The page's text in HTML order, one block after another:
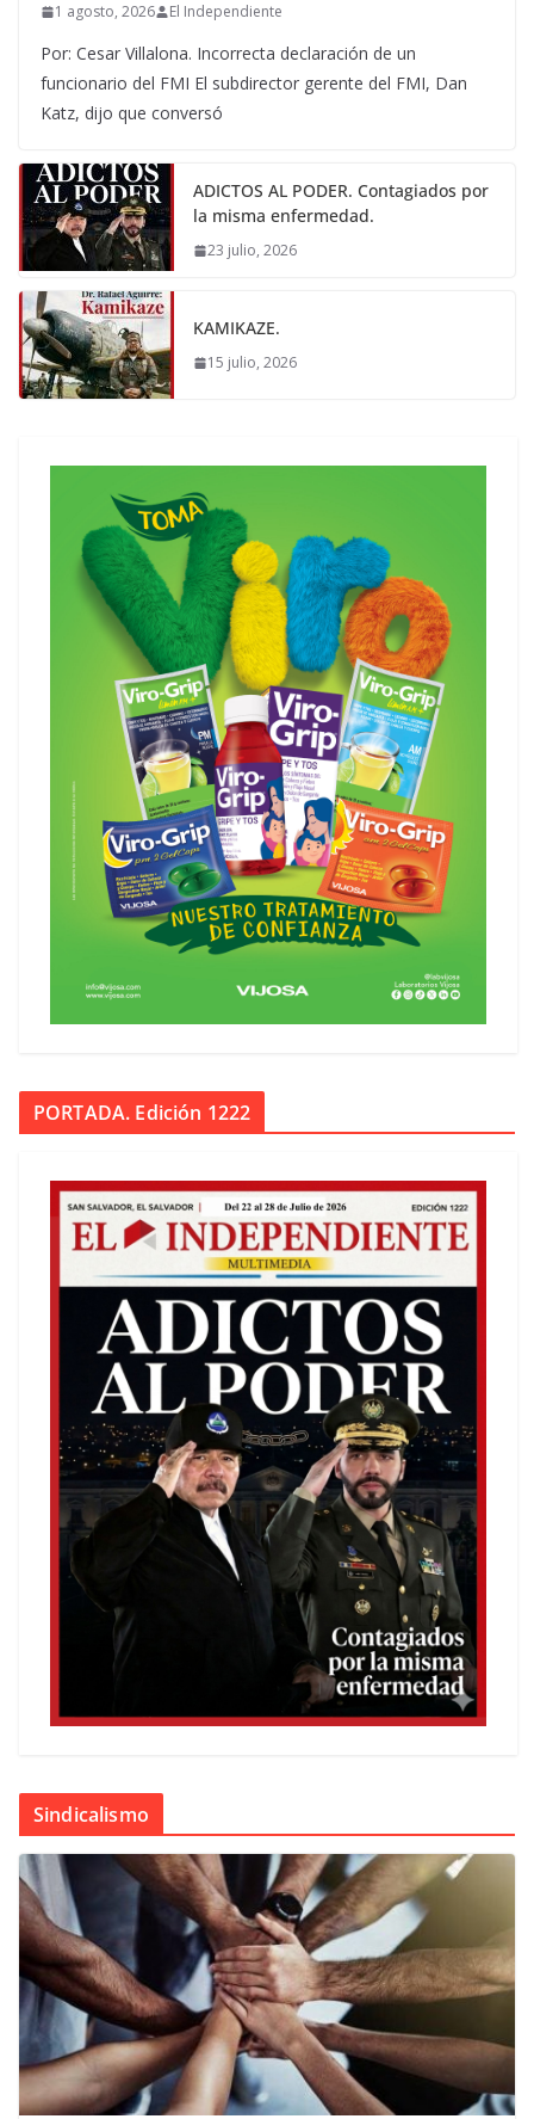
1 agosto, 2026 El Independiente
Por: Cesar Villalona. Incorrecta declaración de un
funcionario del FMI El subdirector gerente del FMI, Dan
Katz, dijo que conversó
ADICTOS AL PODER. Contagiados por
la misma enfermedad.
23 julio, 2026
KAMIKAZE.
15 julio, 2026
PORTADA. Edición 1222
Sindicalismo